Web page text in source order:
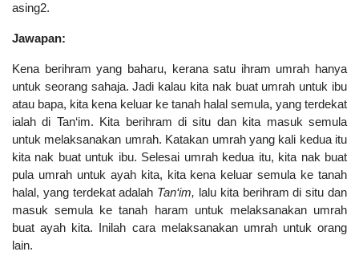
asing2.
Jawapan:
Kena berihram yang baharu, kerana satu ihram umrah hanya
untuk seorang sahaja. Jadi kalau kita nak buat umrah untuk ibu
atau bapa, kita kena keluar ke tanah halal semula, yang terdekat
ialah di Tan‘im. Kita berihram di situ dan kita masuk semula
untuk melaksanakan umrah. Katakan umrah yang kali kedua itu
kita nak buat untuk ibu. Selesai umrah kedua itu, kita nak buat
pula umrah untuk ayah kita, kita kena keluar semula ke tanah
halal, yang terdekat adalah Tan‘im, lalu kita berihram di situ dan
masuk semula ke tanah haram untuk melaksanakan umrah
buat ayah kita. Inilah cara melaksanakan umrah untuk orang
lain.